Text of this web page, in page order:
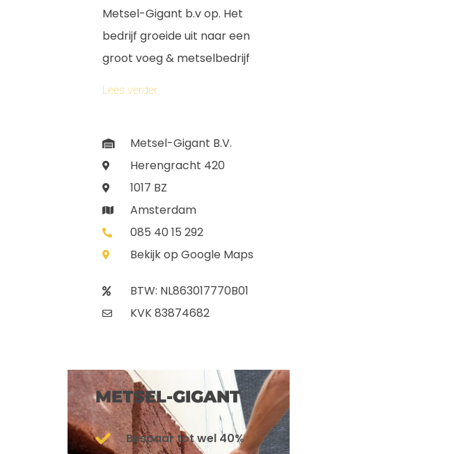
Metsel-Gigant b.v op. Het
bedrijf groeide uit naar een
groot voeg & metselbedrijf
Lees verder
Metsel-Gigant B.V.
Herengracht 420
1017 BZ
Amsterdam
085 40 15 292
Bekijk op Google Maps
BTW: NL863017770B01
KVK 83874682
METSEL-GIGANT
Bespaar tot wel 40%